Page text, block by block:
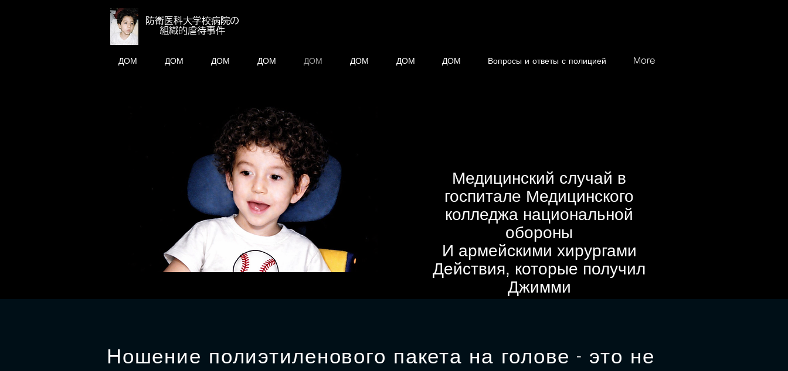
​防衛医科大学校病院の
組織的虐待事件
ДОМ ДОМ ДОМ ДОМ ДОМ ДОМ ДОМ ДОМ Вопросы и ответы с полицией More
Медицинский случай в
госпитале Медицинского
колледжа национальной
обороны
И армейскими хирургами
Действия, которые получил
Джимми
Ношение полиэтиленового пакета на голове - это не